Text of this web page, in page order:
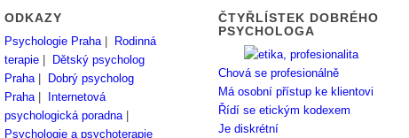
ODKAZY
Psychologie Praha|
Rodinná
terapie
Dětský psycholog
Praha|
Dobrý psycholog
Praha|
Internetová
psychologická poradna|
Psychologie a psychoterapie
ČTYŘLÍSTEK DOBRÉHO
PSYCHOLOGA
Chová se profesionálně
Má osobní přístup ke klientovi
Řídí se etickým kodexem
Je diskrétní